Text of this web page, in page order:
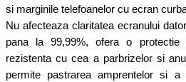
si marginile telefoanelor cu ecran
Nu afecteaza claritatea ecranului
pana la 99,99%, ofera o protectie
rezistenta cu cea a parbrizelor si
permite pastrarea amprentelor si